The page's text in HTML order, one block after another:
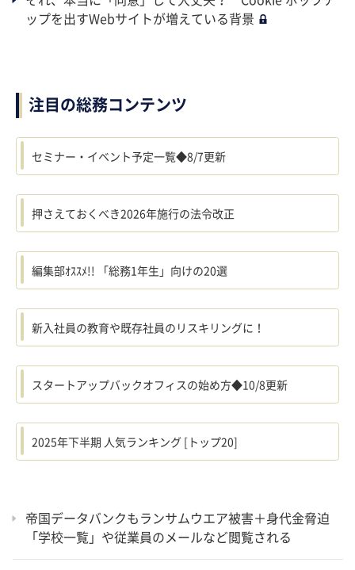
ップを出すWebサイトが増えている背景
帝国データバンクもランサムウエア被害＋身代金脅迫
「学校一覧」や従業員のメールなど閲覧される
注目の総務コンテンツ
セミナー・イベント予定一覧◆8/7更新
押さえておくべき2026年施行の法令改正
編集部ｵｽｽﾒ!! 「総務1年生」向けの20選
新入社員の教育や既存社員のリスキリングに！
スタートアップバックオフィスの始め方◆10/8更新
2025年下半期 人気ランキング [トップ20]